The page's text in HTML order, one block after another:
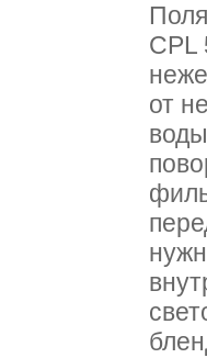
CPL
от